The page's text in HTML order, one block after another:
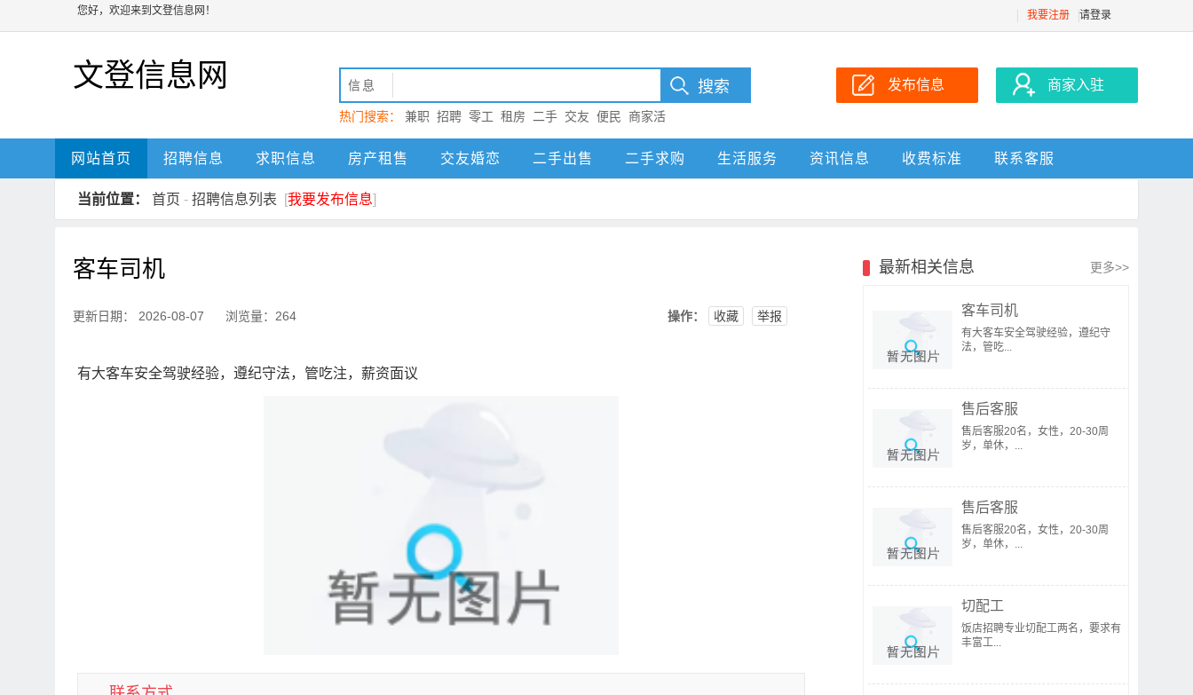
您好，欢迎来到文登信息网！ 我要注册 请登录
文登信息网 信息
热门搜索： 兼职 招聘 零工 租房 二手 交友 便民
商家活
动 文登
发布信息 商家入驻
网站首页 招聘信息 求职信息 房产租售 交友婚恋 二手出售 二手求购 生活服务 资讯信息 收费标准 联系客服
当前位置： 首页 - 招聘信息列表 [我要发布信息]
客车司机
更新日期： 2026-08-07 浏览量：264 操作： 收藏 举报
有大客车安全驾驶经验，遵纪守法，管吃注，薪资面议
最新相关信息 更多>>
客车司机
有大客车安全驾驶经验，遵纪守
法，管吃...
售后客服
售后客服20名，女性，20-30周
岁，单休，...
售后客服
售后客服20名，女性，20-30周
岁，单休，...
切配工
饭店招聘专业切配工两名，要求有
丰富工...